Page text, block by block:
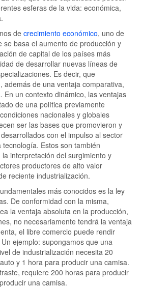
esferas de la vida: económica,
de crecimiento económico, uno de
se basa el aumento de producción y
de capital de los países más
de desarrollar nuevas líneas de
Es decir, que
además de una ventaja comparativa,
En un contexto dinámico, las ventajas
de una política previamente
nacionales y globales
ser las bases que promovieron y
con el impulso al sector
Estos son también
interpretación del surgimiento y
productores de alto valor
reciente industrialización.
más conocidos es la ley
De conformidad con la misma,
la ventaja absoluta en la producción,
no necesariamente tendrá la ventaja
el libre comercio puede rendir
ejemplo: supongamos que una
de industrialización necesita 20
y 1 hora para producir una camisa.
requiere 200 horas para producir
una camisa.